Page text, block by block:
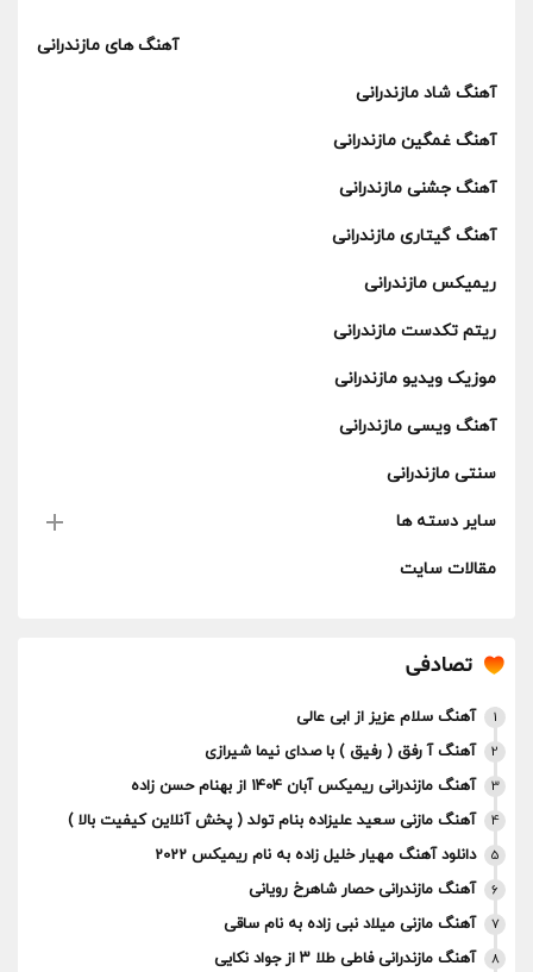
آهنگ های مازندرانی
آهنگ شاد مازندرانی
آهنگ غمگین مازندرانی
آهنگ جشنی مازندرانی
آهنگ گیتاری مازندرانی
ریمیکس مازندرانی
ریتم تکدست مازندرانی
موزیک ویدیو مازندرانی
آهنگ ویسی مازندرانی
سنتی مازندرانی
سایر دسته ها
مقالات سایت
تصادفی
1 آهنگ سلام عزیز از ابی عالی
2 آهنگ آ رفق ( رفیق ) با صدای نیما شیرازی
3 آهنگ مازندرانی ریمیکس آبان 1404 از بهنام حسن زاده
4 آهنگ مازنی سعید علیزاده بنام تولد ( پخش آنلاین کیفیت بالا )
5 دانلود آهنگ مهیار خلیل زاده به نام ریمیکس 2022
6 آهنگ مازندرانی حصار شاهرخ رویانی
7 آهنگ مازنی میلاد نبی زاده به نام ساقی
8 آهنگ مازندرانی فاطی طلا ۳ از جواد نکایی